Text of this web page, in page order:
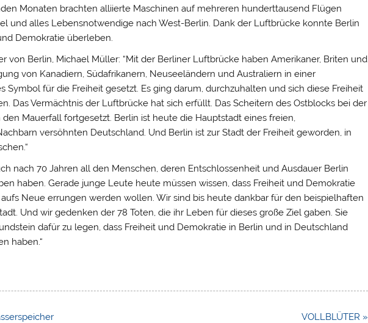
Monaten brachten alliierte Maschinen auf mehreren hunderttausend Flügen
und alles Lebensnotwendige nach West-Berlin. Dank der Luftbrücke konnte Berlin
Demokratie überleben.
von Berlin, Michael Müller: “Mit der Berliner Luftbrücke haben Amerikaner, Briten und
von Kanadiern, Südafrikanern, Neuseeländern und Australiern in einer
Symbol für die Freiheit gesetzt. Es ging darum, durchzuhalten und sich diese Freiheit
Das Vermächtnis der Luftbrücke hat sich erfüllt. Das Scheitern des Ostblocks bei der
Mauerfall fortgesetzt. Berlin ist heute die Hauptstadt eines freien,
versöhnten Deutschland. Und Berlin ist zur Stadt der Freiheit geworden, in
nach 70 Jahren all den Menschen, deren Entschlossenheit und Ausdauer Berlin
haben. Gerade junge Leute heute müssen wissen, dass Freiheit und Demokratie
Neue errungen werden wollen. Wir sind bis heute dankbar für den beispielhaften
Und wir gedenken der 78 Toten, die ihr Leben für dieses große Ziel gaben. Sie
dafür zu legen, dass Freiheit und Demokratie in Berlin und in Deutschland
haben.“
VOLLBLÜTER »